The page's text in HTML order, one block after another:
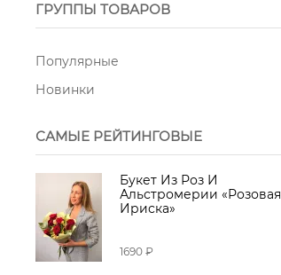
ГРУППЫ ТОВАРОВ
Популярные
Новинки
САМЫЕ РЕЙТИНГОВЫЕ
Букет Из Роз И
Альстромерии «Розовая
Ириска»
1690 ₽